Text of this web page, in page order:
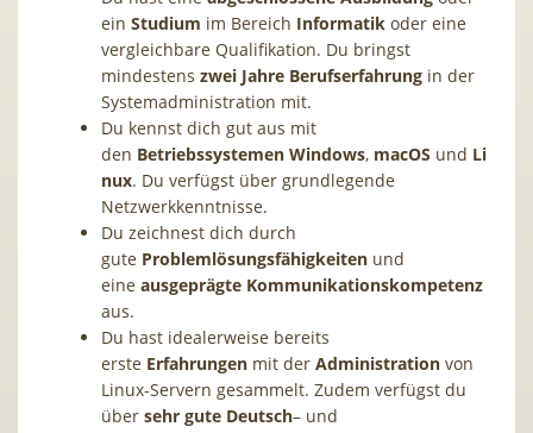
ein Studium im Bereich Informatik oder eine
vergleichbare Qualifikation. Du bringst
mindestens zwei Jahre Berufserfahrung in der
Systemadministration mit.
Du kennst dich gut aus mit
den Betriebssystemen Windows, macOS und Li
nux. Du verfügst über grundlegende
Netzwerkkenntnisse.
Du zeichnest dich durch
gute Problemlösungsfähigkeiten und
eine ausgeprägte Kommunikationskompetenz
aus.
Du hast idealerweise bereits
erste Erfahrungen mit der Administration von
Linux-Servern gesammelt. Zudem verfügst du
über sehr gute Deutsch– und